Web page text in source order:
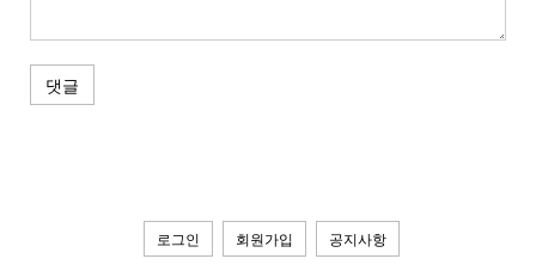
댓글
로그인 회원가입 공지사항